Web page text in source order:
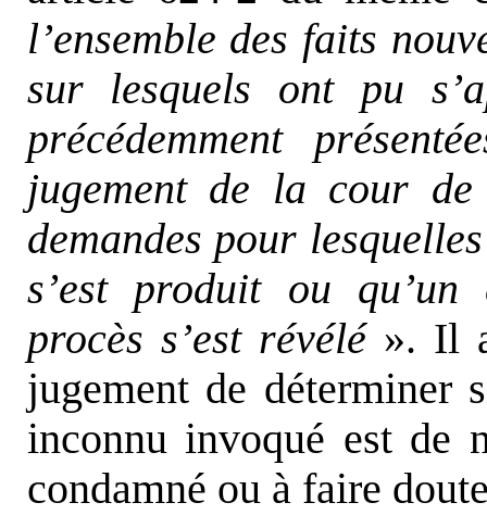
l’ensemble des faits
sur lesquels ont pu
précédemment
jugement de la cour
demandes pour
s’est produit ou
procès s’est révélé». Il
jugement de déterminer
inconnu invoqué est de
condamné ou à faire